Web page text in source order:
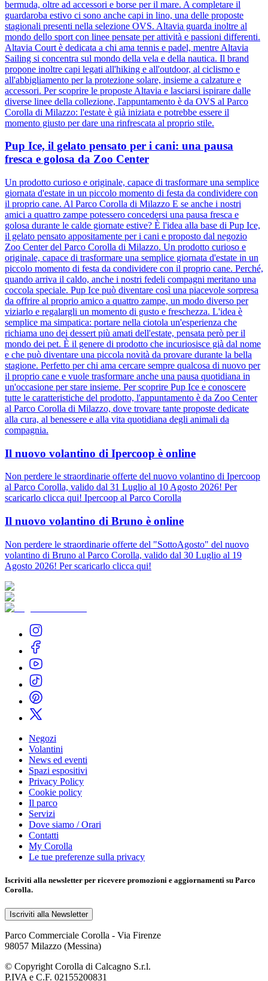
bermuda, oltre ad accessori e borse per il mare. A completare il
guardaroba estivo ci sono anche capi in lino, una delle proposte
stagionali presenti nella selezione OVS. Altavia guarda inoltre al
mondo dello sport con linee pensate per attività e passioni differenti.
Altavia Court è dedicata a chi ama tennis e padel, mentre Altavia
Sailing si concentra sul mondo della vela e della nautica. Il brand
propone inoltre capi legati all'hiking e all'outdoor, al ciclismo e
all'abbigliamento per la protezione solare, insieme a calzature e
accessori. Per scoprire le proposte Altavia e lasciarsi ispirare dalle
diverse linee della collezione, l'appuntamento è da OVS al Parco
Corolla di Milazzo: l'estate è già iniziata e potrebbe essere il
momento giusto per dare una rinfrescata al proprio stile.
Pup Ice, il gelato pensato per i cani: una pausa
fresca e golosa da Zoo Center
Un prodotto curioso e originale, capace di trasformare una semplice
giornata d'estate in un piccolo momento di festa da condividere con
il proprio cane. Al Parco Corolla di Milazzo E se anche i nostri
amici a quattro zampe potessero concedersi una pausa fresca e
golosa durante le calde giornate estive? È l'idea alla base di Pup Ice,
il gelato pensato appositamente per i cani e proposto dal negozio
Zoo Center del Parco Corolla di Milazzo. Un prodotto curioso e
originale, capace di trasformare una semplice giornata d'estate in un
piccolo momento di festa da condividere con il proprio cane. Perché,
quando arriva il caldo, anche i nostri fedeli compagni meritano una
coccola speciale. Pup Ice può diventare così una piacevole sorpresa
da offrire al proprio amico a quattro zampe, un modo diverso per
viziarlo e regalargli un momento di gusto e freschezza. L'idea è
semplice ma simpatica: portare nella ciotola un'esperienza che
richiama uno dei dessert più amati dell'estate, pensata però per il
mondo dei pet. È il genere di prodotto che incuriosisce già dal nome
e che può diventare una piccola novità da provare durante la bella
stagione. Perfetto per chi ama cercare sempre qualcosa di nuovo per
il proprio cane e vuole trasformare anche una pausa quotidiana in
un'occasione per stare insieme. Per scoprire Pup Ice e conoscere
tutte le caratteristiche del prodotto, l'appuntamento è da Zoo Center
al Parco Corolla di Milazzo, dove trovare tante proposte dedicate
alla cura, al benessere e alla vita quotidiana degli animali da
compagnia.
Il nuovo volantino di Ipercoop è online
Non perdere le straordinarie offerte del nuovo volantino di Ipercoop
al Parco Corolla, valido dal 31 Luglio al 10 Agosto 2026! Per
scaricarlo clicca qui! Ipercoop al Parco Corolla
Il nuovo volantino di Bruno è online
Non perdere le straordinarie offerte del "SottoAgosto" del nuovo
volantino di Bruno al Parco Corolla, valido dal 30 Luglio al 19
Agosto 2026! Per scaricarlo clicca qui!
Negozi
Volantini
News ed eventi
Spazi espositivi
Privacy Policy
Cookie policy
Il parco
Servizi
Dove siamo / Orari
Contatti
My Corolla
Le tue preferenze sulla privacy
Iscriviti alla newsletter per ricevere promozioni e aggiornamenti su Parco
Corolla.
Iscriviti alla Newsletter
Parco Commerciale Corolla - Via Firenze
98057 Milazzo (Messina)
© Copyright Corolla di Calcagno S.r.l.
P.IVA e C.F. 02155200831